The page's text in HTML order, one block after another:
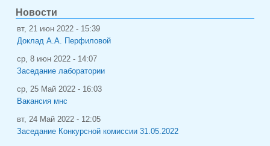
Новости
вт, 21 июн 2022 - 15:39
Доклад А.А. Перфиловой
ср, 8 июн 2022 - 14:07
Заседание лаборатории
ср, 25 Май 2022 - 16:03
Вакансия мнс
вт, 24 Май 2022 - 12:05
Заседание Конкурсной комиссии 31.05.2022